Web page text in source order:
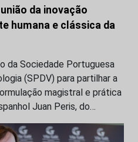
da inovação
humana e clássica da
da Sociedade Portuguesa
(SPDV) para partilhar a
magistral e prática
Juan Peris, do…